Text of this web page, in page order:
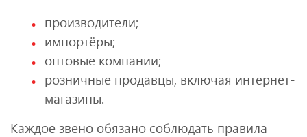
производители;
импортёры;
оптовые компании;
розничные продавцы, включая интернет-
магазины.
Каждое звено обязано соблюдать правила